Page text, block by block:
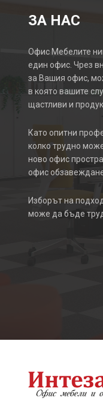
ЗА НАС
Офис Мебелите
един офис. Чрез
за Вашия офис,
в която вашите
щастливи и
Като опитни
колко трудно
ново офис
офис
Изборът на
може да бъде